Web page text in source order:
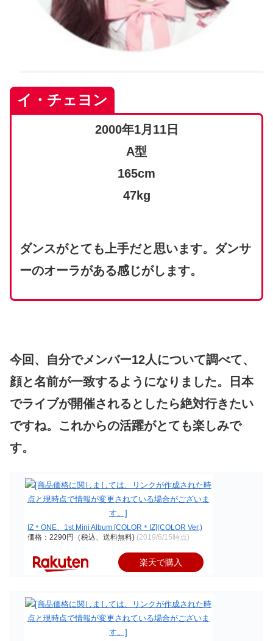
イ・チェヨン
2000年1月11日
A型
165cm
47kg
ダンスがとても上手だと思います。ダンサ
ーのオーラがある感じがします。
今回、自分でメンバー12人について調べて、
顔と名前が一致するようになりました。日本
でライブが開催されるとしたら絶対行きたい
ですね。これからの活躍がとても楽しみで
す。
IZ＊ONE、1st Mini Album [COLOR＊IZ](COLOR Ver.)
価格：2290円（税込、送料無料) (2019/6/15時点)
楽天で購入